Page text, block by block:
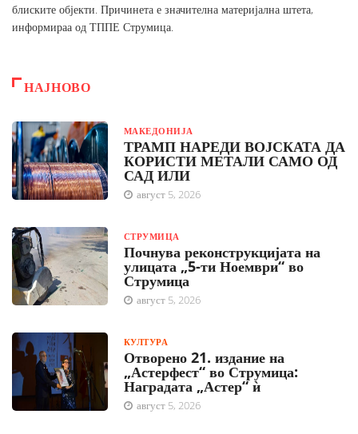
блиските објекти. Причинета е значителна материјална штета,
информираа од ТППЕ Струмица.
НАЈНОВО
МАКЕДОНИЈА
ТРАМП НАРЕДИ ВОЈСКАТА ДА
КОРИСТИ МЕТАЛИ САМО ОД
САД ИЛИ
август 5, 2026
СТРУМИЦА
Почнува реконструкцијата на
улицата „5-ти Ноември“ во
Струмица
август 5, 2026
КУЛТУРА
Отворено 21. издание на
„Астерфест“ во Струмица:
Наградата „Астер“ ѝ
август 5, 2026